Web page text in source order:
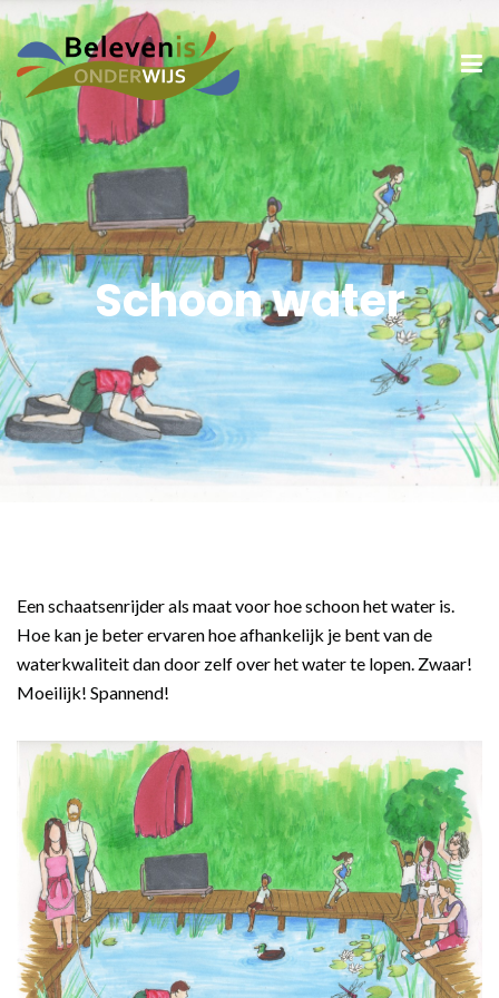
Schoon water
Een schaatsenrijder als maat voor hoe schoon het water is.
Hoe kan je beter ervaren hoe afhankelijk je bent van de
waterkwaliteit dan door zelf over het water te lopen. Zwaar!
Moeilijk! Spannend!